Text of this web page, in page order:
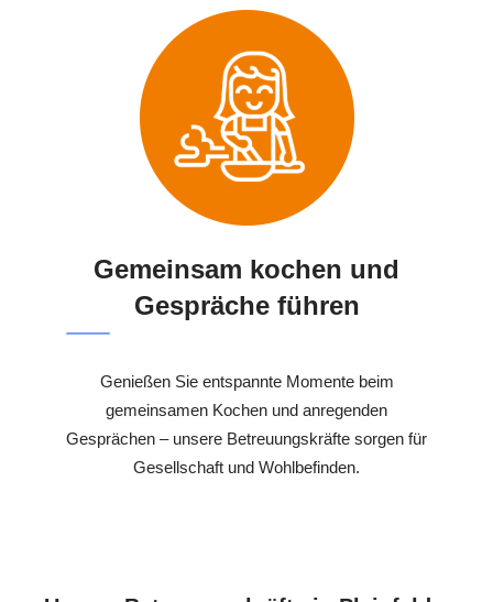
Gemeinsam kochen und
Gespräche führen
Genießen Sie entspannte Momente beim
gemeinsamen Kochen und anregenden
Gesprächen – unsere Betreuungskräfte sorgen für
Gesellschaft und Wohlbefinden.